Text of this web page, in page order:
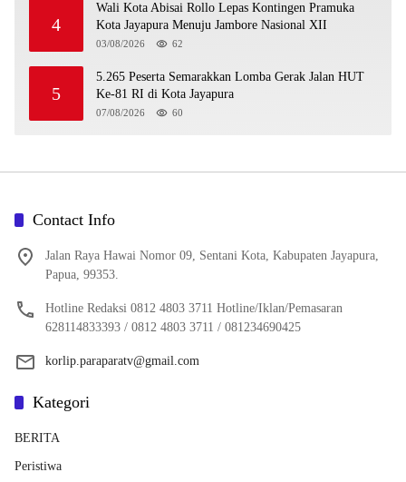
4
Wali Kota Abisai Rollo Lepas Kontingen Pramuka
Kota Jayapura Menuju Jambore Nasional XII
03/08/2026 62
5
5.265 Peserta Semarakkan Lomba Gerak Jalan HUT
Ke-81 RI di Kota Jayapura
07/08/2026 60
Contact Info
Jalan Raya Hawai Nomor 09, Sentani Kota, Kabupaten Jayapura,
Papua, 99353.
Hotline Redaksi 0812 4803 3711 Hotline/Iklan/Pemasaran
628114833393 / 0812 4803 3711 / 081234690425
korlip.paraparatv@gmail.com
Kategori
BERITA
Peristiwa